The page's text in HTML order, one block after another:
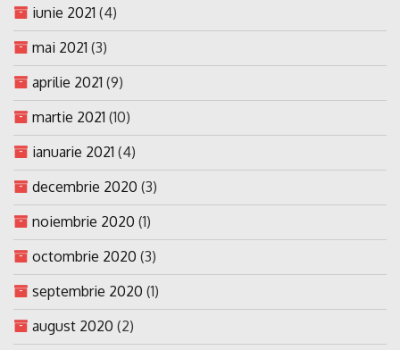
iunie 2021 (4)
mai 2021 (3)
aprilie 2021 (9)
martie 2021 (10)
ianuarie 2021 (4)
decembrie 2020 (3)
noiembrie 2020 (1)
octombrie 2020 (3)
septembrie 2020 (1)
august 2020 (2)